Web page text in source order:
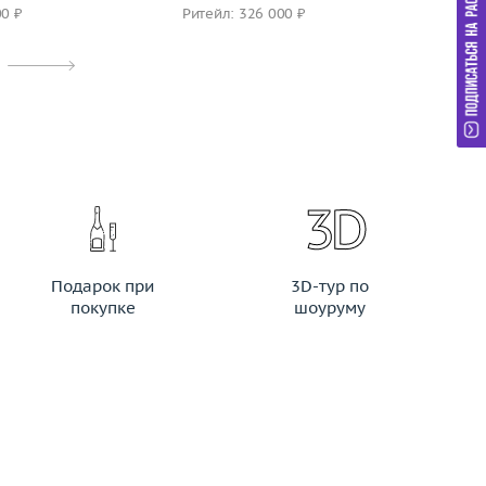
₽ Ритейл: 326 000 ₽
Подарок при
покупке
3D-тур по
шоуруму